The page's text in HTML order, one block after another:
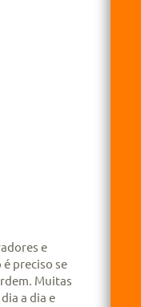
e
preciso se
Muitas
a dia e